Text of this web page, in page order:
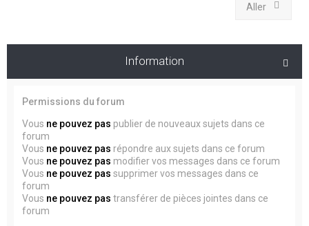
Aller
Information
Permissions du forum
Vous ne pouvez pas publier de nouveaux sujets dans ce
forum
Vous ne pouvez pas répondre aux sujets dans ce forum
Vous ne pouvez pas modifier vos messages dans ce forum
Vous ne pouvez pas supprimer vos messages dans ce
forum
Vous ne pouvez pas transférer de pièces jointes dans ce
forum